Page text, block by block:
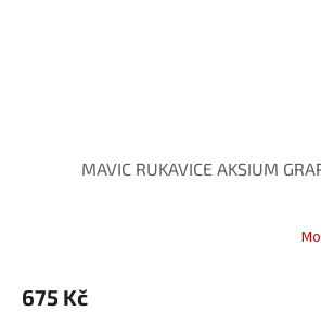
MAVIC RUKAVICE AKSIUM
675 Kč